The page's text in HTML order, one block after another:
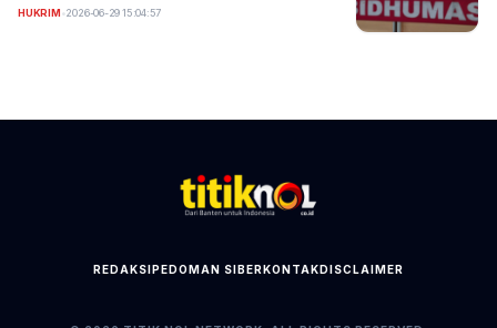
HUKRIM•2026-06-29 15:04:57
REDAKSIPEDOMAN SIBERKONTAKDISCLAIMER